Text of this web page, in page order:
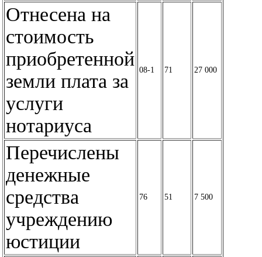
Отнесена на
стоимость
приобретенной
земли плата за
услуги
нотариуса
08-1 71 27 000
Перечислены
денежные
средства
учреждению
юстиции
76 51 7 500